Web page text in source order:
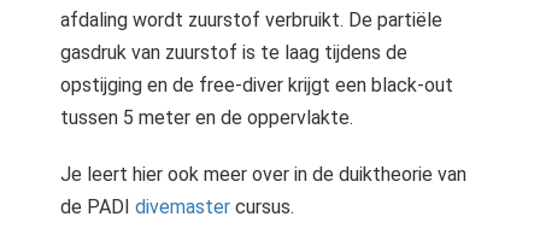
afdaling wordt zuurstof verbruikt. De partiële
gasdruk van zuurstof is te laag tijdens de
opstijging en de free-diver krijgt een black-out
tussen 5 meter en de oppervlakte.
Je leert hier ook meer over in de duiktheorie van
de PADI divemaster cursus.